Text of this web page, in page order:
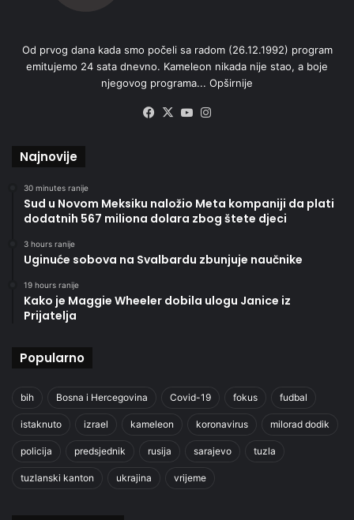
Od prvog dana kada smo počeli sa radom (26.12.1992) program
emitujemo 24 sata dnevno. Kameleon nikada nije stao, a boje
njegovog programa... Opširnije
Facebook
X YouTube
Najnovije
30 minutes ranije
Sud u Novom Meksiku naložio Meta kompaniji da plati
dodatnih 567 miliona dolara zbog štete djeci
3 hours ranije
Uginuće sobova na Svalbardu zbunjuje naučnike
19 hours ranije
Kako je Maggie Wheeler dobila ulogu Janice iz
Prijatelja
Popularno
bih Bosna i Hercegovina Covid-19 fokus fudbal
istaknuto izrael kameleon koronavirus milorad dodik
policija predsjednik rusija sarajevo tuzla
tuzlanski kanton ukrajina vrijeme